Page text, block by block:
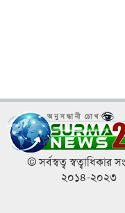
© সর্বস্বত্ব স্বত্বাধিকার
২০১৪-২০২৩